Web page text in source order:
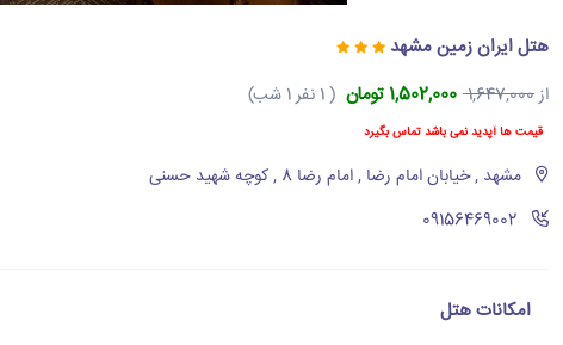
هتل ایران زمین مشهد
از1,647,000 1,502,000 تومان ( 1 نفر 1 شب)
قیمت ها آپدید نمی باشد تماس بگیرد
مشهد , خیابان امام رضا , امام رضا 8 , کوچه شهید حسنی
‪09156469002‬
امکانات هتل